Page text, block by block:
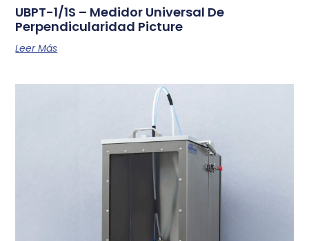
UBPT-1/1S – Medidor Universal De
Perpendicularidad Picture
Leer Más